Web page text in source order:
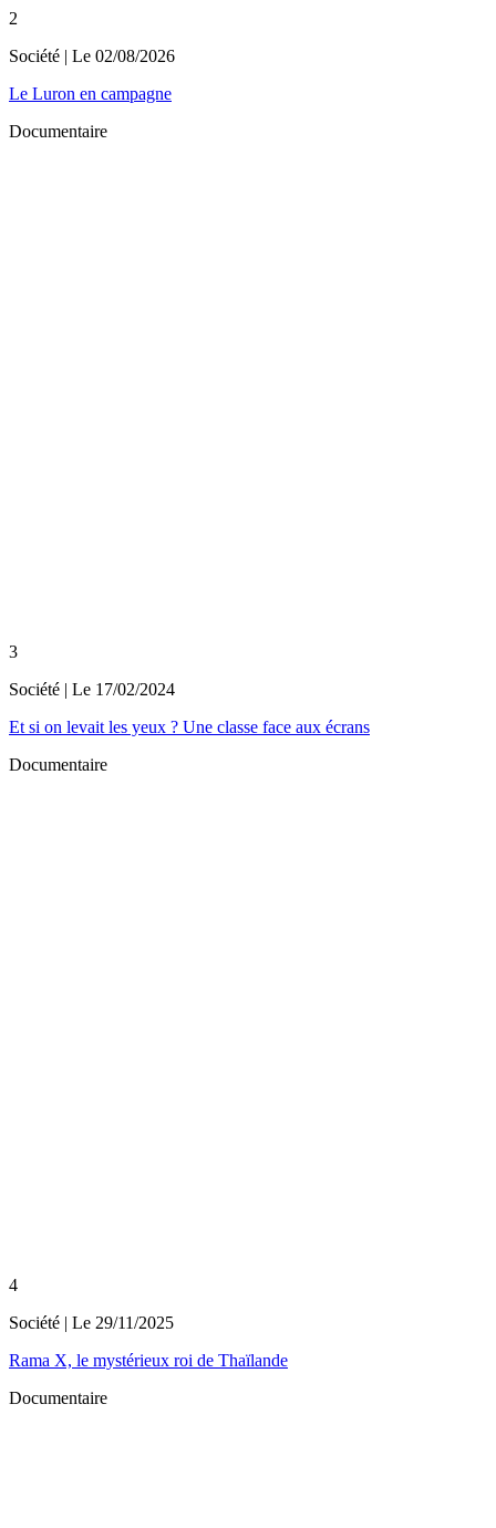
2
Société | Le 02/08/2026
Le Luron en campagne
Documentaire
3
Société | Le 17/02/2024
Et si on levait les yeux ? Une classe face aux écrans
Documentaire
4
Société | Le 29/11/2025
Rama X, le mystérieux roi de Thaïlande
Documentaire